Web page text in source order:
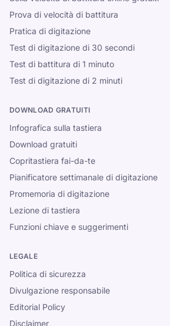
Prova di velocità di battitura
Pratica di digitazione
Test di digitazione di 30 secondi
Test di battitura di 1 minuto
Test di digitazione di 2 minuti
DOWNLOAD GRATUITI
Infografica sulla tastiera
Download gratuiti
Copritastiera fai-da-te
Pianificatore settimanale di digitazione
Promemoria di digitazione
Lezione di tastiera
Funzioni chiave e suggerimenti
LEGALE
Politica di sicurezza
Divulgazione responsabile
Editorial Policy
Disclaimer